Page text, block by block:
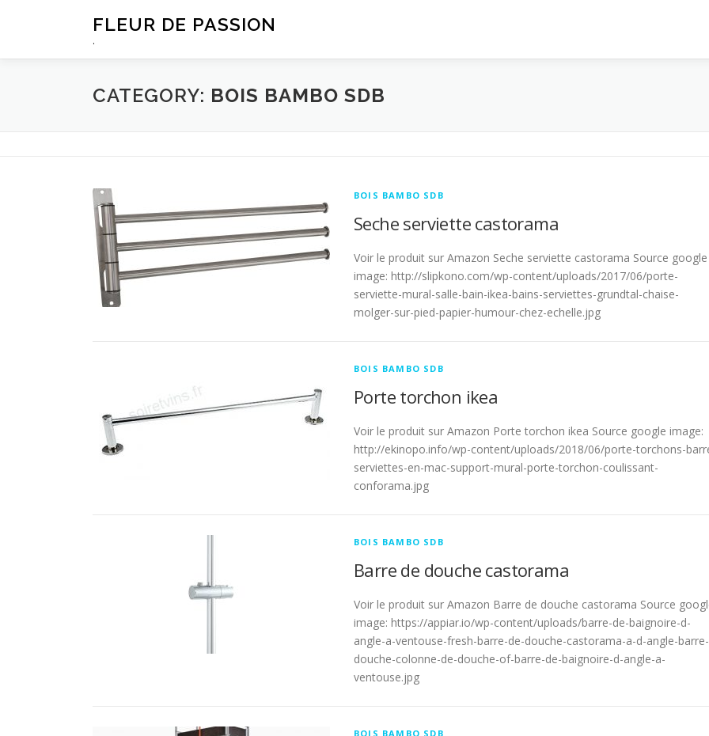
FLEUR DE PASSION
.
CATEGORY: BOIS BAMBO SDB
BOIS BAMBO SDB
Seche serviette castorama
Voir le produit sur Amazon Seche serviette castorama Source google
image: http://slipkono.com/wp-content/uploads/2017/06/porte-
serviette-mural-salle-bain-ikea-bains-serviettes-grundtal-chaise-
molger-sur-pied-papier-humour-chez-echelle.jpg
BOIS BAMBO SDB
Porte torchon ikea
Voir le produit sur Amazon Porte torchon ikea Source google image:
http://ekinopo.info/wp-content/uploads/2018/06/porte-torchons-
serviettes-en-mac-support-mural-porte-torchon-coulissant-
conforama.jpg
BOIS BAMBO SDB
Barre de douche castorama
Voir le produit sur Amazon Barre de douche castorama Source
image: https://appiar.io/wp-content/uploads/barre-de-baignoire-d-
angle-a-ventouse-fresh-barre-de-douche-castorama-a-d-angle-barre-
douche-colonne-de-douche-of-barre-de-baignoire-d-angle-a-
ventouse.jpg
BOIS BAMBO SDB